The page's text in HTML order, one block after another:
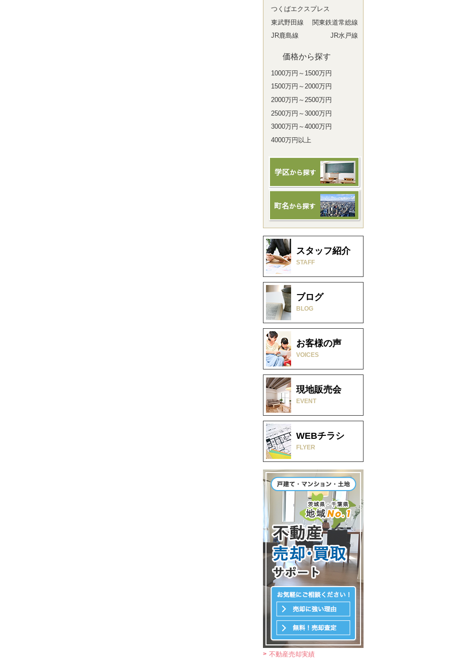
つくばエクスプレス
東武野田線
関東鉄道常総線
JR鹿島線
JR水戸線
価格から探す
1000万円～1500万円
1500万円～2000万円
2000万円～2500万円
2500万円～3000万円
3000万円～4000万円
4000万円以上
スタッフ紹介
STAFF
ブログ
BLOG
お客様の声
VOICES
現地販売会
EVENT
WEBチラシ
FLYER
不動産売却実績